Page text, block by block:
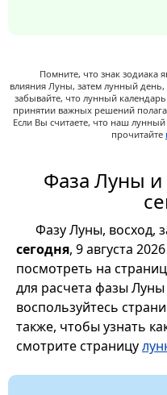
Помните, что знак зодиака
влияния Луны, затем лунный
забывайте, что лунный
принятии важных решений
Если Вы считаете, что наш
прочитайте
Фаза Луны
Фазу Луны, восход,
сегодня, 9 августа
посмотреть на
для расчета фазы
воспользуйтесь
также, чтобы узнать
смотрите страницу